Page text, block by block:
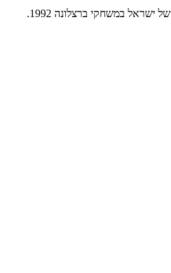
במשחקי ברצלונה 1992.